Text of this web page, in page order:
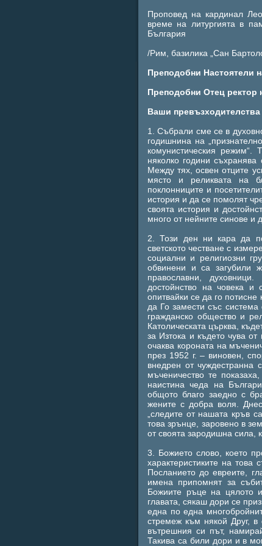
Проповед на кардинал
време на литургията в
България
/Рим, базилика „Сан
Преподобни Настоятели
Преподобни Отец ректор
Ваши
1. Събрали сме се в
годишнина на
комунистическия
няколко години
Между тях, освен отците
място и реликвата на
поклонниците и
история и да се помолят
своята история и
много от нейните синове и
2. Този ден ни кара да
светското честване с
социални и религиозни
обвинени и са загубили
православни,
достойнство на човека
опитвайки се да го
да Го замести със
гражданско общество и
Католическата църква,
за Изтока и където чува
очаква короната на
през 1952 г. – виновен,
внедрен от чуждестранна
мъченичество те
наистина чеда на
общото благо заедно с
жените с добра воля.
„следите от нашата кръв
това зрънце, заровено в
от своята зародишна сила,
3. Божието слово, което
характеристиките на това
Посланието до евреите,
имена припомнят за
Божиите ръце на цялото
главата, сякаш дори се
една по една
стремеж към някой Друг,
вътрешния си път,
Такива са били дори и в